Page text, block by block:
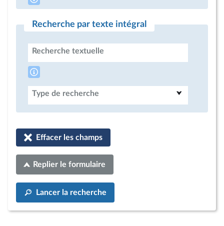
Recherche par texte intégral
Recherche textuelle
Type de recherche
Effacer les champs
Replier le formulaire
Lancer la recherche